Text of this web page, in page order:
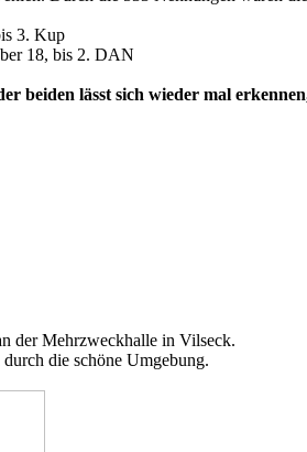
3. Kup
18, bis 2. DAN
beiden lässt sich wieder mal
der Mehrzweckhalle in Vilseck.
die schöne Umgebung.